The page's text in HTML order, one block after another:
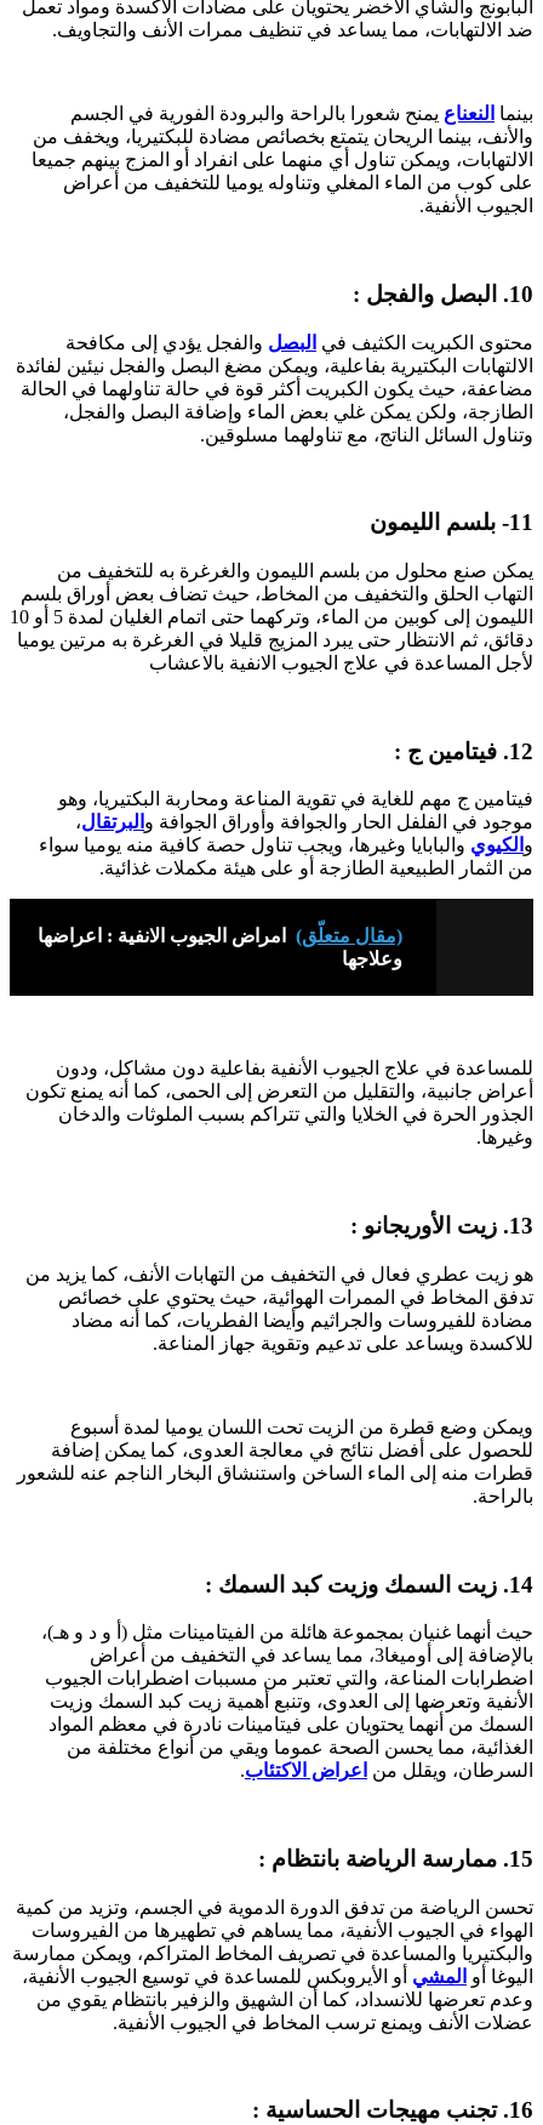
البابونج والشاي الأخضر يحتويان على مضادات الأكسدة ومواد تعمل
ضد الالتهابات، مما يساعد في تنظيف ممرات الأنف والتجاويف.
بينما النعناع يمنح شعورا بالراحة والبرودة الفورية في الجسم
والأنف، بينما الريحان يتمتع بخصائص مضادة للبكتيريا، ويخفف من
الالتهابات، ويمكن تناول أي منهما على انفراد أو المزج بينهم جميعا
على كوب من الماء المغلي وتناوله يوميا للتخفيف من أعراض
الجيوب الأنفية.
10. البصل والفجل :
محتوى الكبريت الكثيف في البصل والفجل يؤدي إلى مكافحة
الالتهابات البكتيرية بفاعلية، ويمكن مضغ البصل والفجل نيئين لفائدة
مضاعفة، حيث يكون الكبريت أكثر قوة في حالة تناولهما في الحالة
الطازجة، ولكن يمكن غلي بعض الماء وإضافة البصل والفجل،
وتناول السائل الناتج، مع تناولهما مسلوقين.
11- بلسم الليمون
يمكن صنع محلول من بلسم الليمون والغرغرة به للتخفيف من
التهاب الحلق والتخفيف من المخاط، حيث تضاف بعض أوراق بلسم
الليمون إلى كوبين من الماء، وتركهما حتى اتمام الغليان لمدة 5 أو 10
دقائق، ثم الانتظار حتى يبرد المزيج قليلا في الغرغرة به مرتين يوميا
لأجل المساعدة في علاج الجيوب الانفية بالاعشاب
12. فيتامين ج :
فيتامين ج مهم للغاية في تقوية المناعة ومحاربة البكتيريا، وهو
موجود في الفلفل الحار والجوافة وأوراق الجوافة و البرتقال،
و الكيوي والبابايا وغيرها، ويجب تناول حصة كافية منه يوميا سواء
من الثمار الطبيعية الطازجة أو على هيئة مكملات غذائية.
(مقال متعلّق)
امراض الجيوب الانفية : اعراضها
وعلاجها
للمساعدة في علاج الجيوب الأنفية بفاعلية دون مشاكل، ودون
أعراض جانبية، والتقليل من التعرض إلى الحمى، كما أنه يمنع تكون
الجذور الحرة في الخلايا والتي تتراكم بسبب الملوثات والدخان
وغيرها.
13. زيت الأوريجانو :
هو زيت عطري فعال في التخفيف من التهابات الأنف، كما يزيد من
تدفق المخاط في الممرات الهوائية، حيث يحتوي على خصائص
مضادة للفيروسات والجراثيم وأيضا الفطريات، كما أنه مضاد
للاكسدة ويساعد على تدعيم وتقوية جهاز المناعة.
ويمكن وضع قطرة من الزيت تحت اللسان يوميا لمدة أسبوع
للحصول على أفضل نتائج في معالجة العدوى، كما يمكن إضافة
قطرات منه إلى الماء الساخن واستنشاق البخار الناجم عنه للشعور
بالراحة.
14. زيت السمك وزيت كبد السمك :
حيث أنهما غنيان بمجموعة هائلة من الفيتامينات مثل (أ و د و هـ)،
بالإضافة إلى أوميغا3، مما يساعد في التخفيف من أعراض
اضطرابات المناعة، والتي تعتبر من مسببات اضطرابات الجيوب
الأنفية وتعرضها إلى العدوى، وتنبع أهمية زيت كبد السمك وزيت
السمك من أنهما يحتويان على فيتامينات نادرة في معظم المواد
الغذائية، مما يحسن الصحة عموما ويقي من أنواع مختلفة من
السرطان، ويقلل من اعراض الاكتئاب.
15. ممارسة الرياضة بانتظام :
تحسن الرياضة من تدفق الدورة الدموية في الجسم، وتزيد من كمية
الهواء في الجيوب الأنفية، مما يساهم في تطهيرها من الفيروسات
والبكتيريا والمساعدة في تصريف المخاط المتراكم، ويمكن ممارسة
اليوغا أو المشي أو الأيروبكس للمساعدة في توسيع الجيوب الأنفية،
وعدم تعرضها للانسداد، كما أن الشهيق والزفير بانتظام يقوي من
عضلات الأنف ويمنع ترسب المخاط في الجيوب الأنفية.
16. تجنب مهيجات الحساسية :